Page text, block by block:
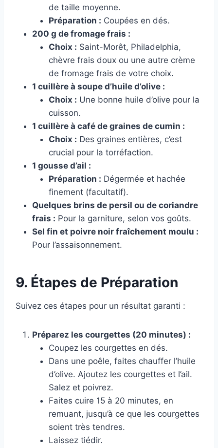
de taille moyenne.
Préparation : Coupées en dés.
200 g de fromage frais :
Choix : Saint-Morêt, Philadelphia,
chèvre frais doux ou une autre crème
de fromage frais de votre choix.
1 cuillère à soupe d’huile d’olive :
Choix : Une bonne huile d’olive pour la
cuisson.
1 cuillère à café de graines de cumin :
Choix : Des graines entières, c’est
crucial pour la torréfaction.
1 gousse d’ail :
Préparation : Dégermée et hachée
finement (facultatif).
Quelques brins de persil ou de coriandre
frais : Pour la garniture, selon vos goûts.
Sel fin et poivre noir fraîchement moulu :
Pour l’assaisonnement.
9. Étapes de Préparation
Suivez ces étapes pour un résultat garanti :
Préparez les courgettes (20 minutes) :
Coupez les courgettes en dés.
Dans une poêle, faites chauffer l’huile
d’olive. Ajoutez les courgettes et l’ail.
Salez et poivrez.
Faites cuire 15 à 20 minutes, en
remuant, jusqu’à ce que les courgettes
soient très tendres.
Laissez tiédir.